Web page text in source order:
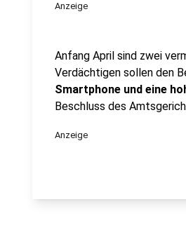
Anzeige
Anfang April sind zwei
Verdächtigen sollen den
Smartphone und eine
Beschluss des
Anzeige